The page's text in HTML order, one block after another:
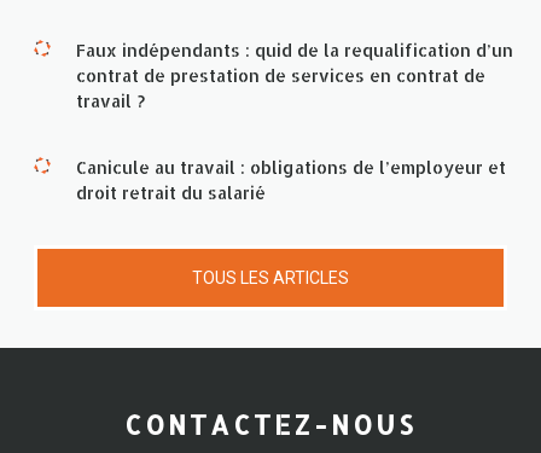
Faux indépendants : quid de la requalification d’un
contrat de prestation de services en contrat de
travail ?
Canicule au travail : obligations de l’employeur et
droit retrait du salarié
TOUS LES ARTICLES
CONTACTEZ-NOUS